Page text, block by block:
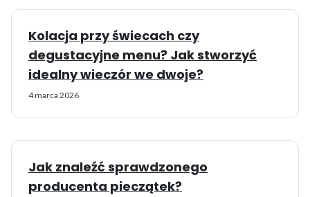
Kolacja przy świecach czy
degustacyjne menu? Jak stworzyć
idealny wieczór we dwoje?
4 marca 2026
Jak znaleźć sprawdzonego
producenta pieczątek?